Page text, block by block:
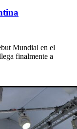
Mundial en el
finalmente a